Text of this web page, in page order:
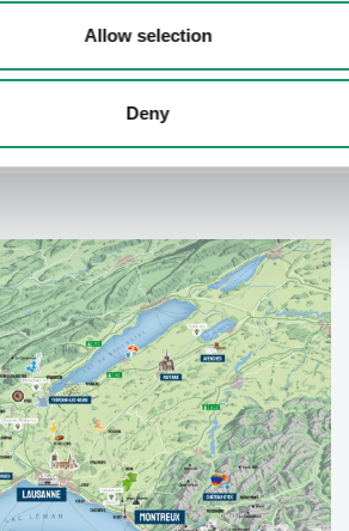
Allow selection
Deny